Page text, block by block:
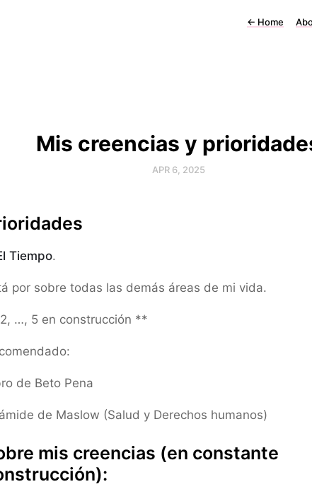
← Home
Mis creencias y
APR 6, 2025
Tiempo.
por sobre todas las demás áreas de mi vida.
…, 5 en construcción **
de Beto Pena
de Maslow (Salud y Derechos humanos)
mis creencias (en constante